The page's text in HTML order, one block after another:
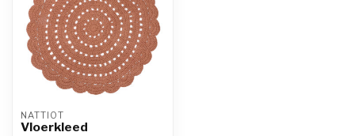
NATTIOT
Vloerkleed